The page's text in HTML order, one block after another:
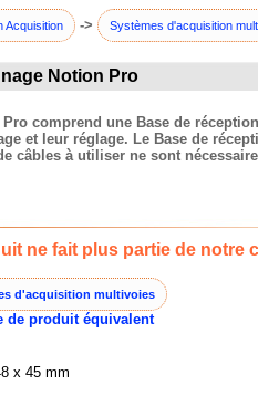
Acquisition -> Systèmes d'acquisition
Notion Pro
comprend une Base de
et leur réglage. Le Base de
câbles à utiliser ne sont
ne fait plus partie de notre
d'acquisition multivoies
de produit équivalent
x 45 mm